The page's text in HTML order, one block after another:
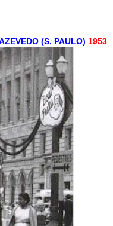
(S. PAULO) 1953